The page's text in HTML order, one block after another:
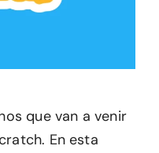
que van a venir
En esta